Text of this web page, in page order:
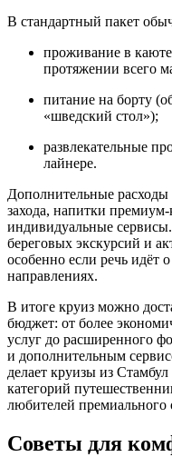
В стандартный пакет
проживание в
протяжении всего
питание на борту
«шведский стол»);
развлекательные
лайнере.
Дополнительные расходы
захода, напитки
индивидуальные
береговых экскурсий и
особенно если речь идёт
направлениях.
В итоге круиз можно
бюджет: от более
услуг до расширенного
и дополнительным
делает круизы из
категорий
любителей премиального
Советы для